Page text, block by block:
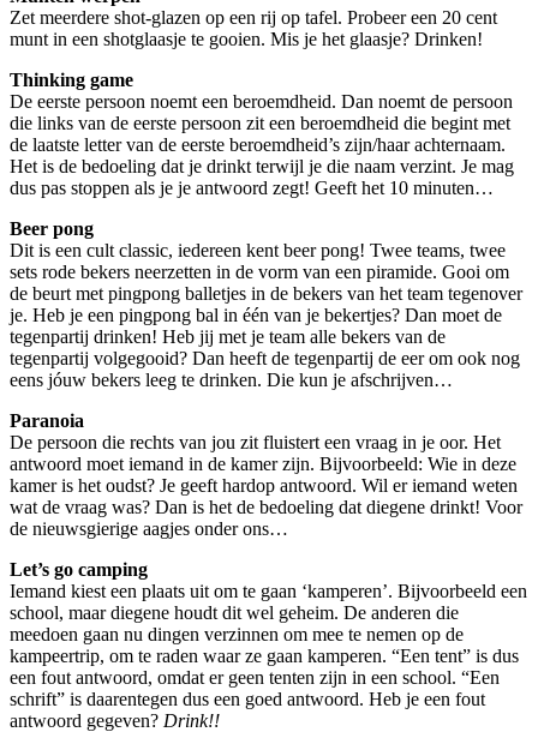
Zet meerdere shot-glazen op een rij op tafel. Probeer een 20 cent
munt in een shotglaasje te gooien. Mis je het glaasje? Drinken!
Thinking game
De eerste persoon noemt een beroemdheid. Dan noemt de persoon
die links van de eerste persoon zit een beroemdheid die begint met
de laatste letter van de eerste beroemdheid’s zijn/haar achternaam.
Het is de bedoeling dat je drinkt terwijl je die naam verzint. Je mag
dus pas stoppen als je je antwoord zegt! Geeft het 10 minuten…
Beer pong
Dit is een cult classic, iedereen kent beer pong! Twee teams, twee
sets rode bekers neerzetten in de vorm van een piramide. Gooi om
de beurt met pingpong balletjes in de bekers van het team tegenover
je. Heb je een pingpong bal in één van je bekertjes? Dan moet de
tegenpartij drinken! Heb jij met je team alle bekers van de
tegenpartij volgegooid? Dan heeft de tegenpartij de eer om ook nog
eens jóuw bekers leeg te drinken. Die kun je afschrijven…
Paranoia
De persoon die rechts van jou zit fluistert een vraag in je oor. Het
antwoord moet iemand in de kamer zijn. Bijvoorbeeld: Wie in deze
kamer is het oudst? Je geeft hardop antwoord. Wil er iemand weten
wat de vraag was? Dan is het de bedoeling dat diegene drinkt! Voor
de nieuwsgierige aagjes onder ons…
Let’s go camping
Iemand kiest een plaats uit om te gaan ‘kamperen’. Bijvoorbeeld een
school, maar diegene houdt dit wel geheim. De anderen die
meedoen gaan nu dingen verzinnen om mee te nemen op de
kampeertrip, om te raden waar ze gaan kamperen. “Een tent” is dus
een fout antwoord, omdat er geen tenten zijn in een school. “Een
schrift” is daarentegen dus een goed antwoord. Heb je een fout
antwoord gegeven? Drink!!